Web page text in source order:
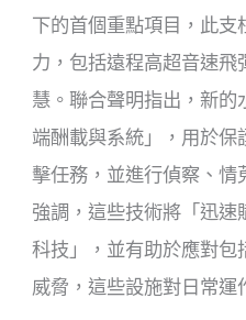
下的首個重點項目，此支
力，包括遠程高超音速飛
慧。聯合聲明指出，新
端酬載與系統」，用於
擊任務，並進行偵察、情
強調，這些技術將「迅
科技」，並有助於應對包
威脅，這些設施對日常運